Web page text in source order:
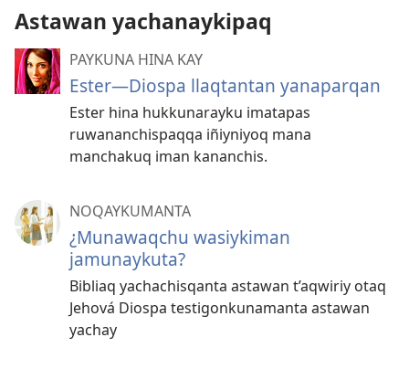
Astawan yachanaykipaq
PAYKUNA HINA KAY
Ester—Diospa llaqtantan yanaparqan
Ester hina hukkunarayku imatapas
ruwananchispaqqa iñiyniyoq mana
manchakuq iman kananchis.
NOQAYKUMANTA
¿Munawaqchu wasiykiman
jamunaykuta?
Bibliaq yachachisqanta astawan t’aqwiriy otaq
Jehová Diospa testigonkunamanta astawan
yachay